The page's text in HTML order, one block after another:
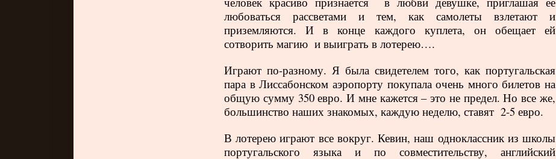
любоваться рассветами и тем, как самолеты взлетают и
приземляются. И в конце каждого куплета, он обещает ей
сотворить магию и выиграть в лотерею….
Играют по-разному. Я была свидетелем того, как португальская
пара в Лиссабонском аэропорту покупала очень много билетов на
общую сумму 350 евро. И мне кажется – это не предел. Но все же,
большинство наших знакомых, каждую неделю, ставят 2-5 евро.
В лотерею играют все вокруг. Кевин, наш одноклассник из школы
португальского языка и по совместительству, английский